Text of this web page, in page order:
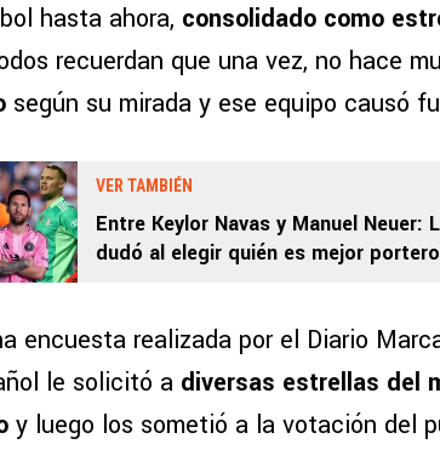
hasta ahora, consolidado como
recuerdan que una vez, no hace
según su mirada y ese equipo causó
VER TAMBIÉN
Entre Keylor Navas y Manuel Neuer:
dudó al elegir quién es mejor portero
encuesta realizada por el Diario
le solicitó a diversas estrellas del
y luego los sometió a la votación del